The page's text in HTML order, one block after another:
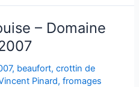
– Domaine
, beaufort,crottin de
Pinard,fromages